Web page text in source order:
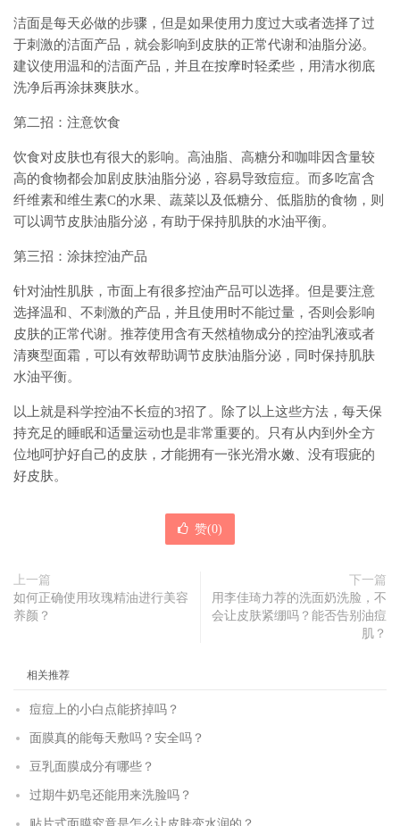
洁面是每天必做的步骤，但是如果使用力度过大或者选择了过
于刺激的洁面产品，就会影响到皮肤的正常代谢和油脂分泌。
建议使用温和的洁面产品，并且在按摩时轻柔些，用清水彻底
洗净后再涂抹爽肤水。
第二招：注意饮食
饮食对皮肤也有很大的影响。高油脂、高糖分和咖啡因含量较
高的食物都会加剧皮肤油脂分泌，容易导致痘痘。而多吃富含
纤维素和维生素C的水果、蔬菜以及低糖分、低脂肪的食物，则
可以调节皮肤油脂分泌，有助于保持肌肤的水油平衡。
第三招：涂抹控油产品
针对油性肌肤，市面上有很多控油产品可以选择。但是要注意
选择温和、不刺激的产品，并且使用时不能过量，否则会影响
皮肤的正常代谢。推荐使用含有天然植物成分的控油乳液或者
清爽型面霜，可以有效帮助调节皮肤油脂分泌，同时保持肌肤
水油平衡。
以上就是科学控油不长痘的3招了。除了以上这些方法，每天保
持充足的睡眠和适量运动也是非常重要的。只有从内到外全方
位地呵护好自己的皮肤，才能拥有一张光滑水嫩、没有瑕疵的
好皮肤。
赞(0)
上一篇
如何正确使用玫瑰精油进行美容
养颜？
下一篇
用李佳琦力荐的洗面奶洗脸，不
会让皮肤紧绷吗？能否告别油痘
肌？
相关推荐
痘痘上的小白点能挤掉吗？
面膜真的能每天敷吗？安全吗？
豆乳面膜成分有哪些？
过期牛奶皂还能用来洗脸吗？